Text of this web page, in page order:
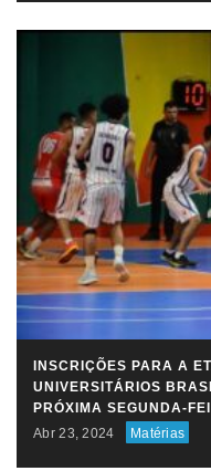
INSCRIÇÕES PARA A
UNIVERSITÁRIOS
PRÓXIMA SEGUNDA-
Abr 23, 2024
Matérias